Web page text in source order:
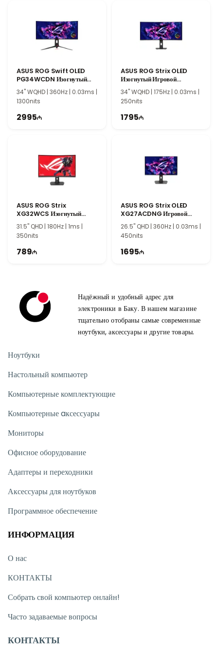
развлечений. Большой 27-дюймовый экран создает удобное
пространство для просмотра контента и повышает комфорт
при длительном использовании.
ASUS ROG Swift OLED
PG34WCDN Изогнутый
Игровой Монитор
90LM0CU0-B01971
34" WQHD | 360Hz | 0.03ms |
1300nits
2995
ASUS ROG Strix OLED
Изогнутый Игровой
Монитор XG34WCDG
90LM0B70-B01171
34" WQHD | 175Hz | 0.03ms |
250nits
1795
ASUS ROG Strix
XG32WCS Изогнутый
Игровой Монитор
90LM0AC0-B01970
31.5" QHD | 180Hz | 1ms |
350nits
789
ASUS ROG Strix OLED
XG27ACDNG Игровой
Монитор 90LM0AN0-
B01970
26.5" QHD | 360Hz | 0.03ms |
450nits
1695
Надёжный и удобный адрес для
электроники в Баку. В нашем магазине
тщательно отобраны самые современные
ноутбуки, аксессуары и другие товары.
Ноутбуки
Настольный компьютер
Компьютерные комплектующие
Компьютерные aксессуары
Мониторы
Офисное оборудование
Адаптеры и переходники
Аксессуары для ноутбуков
Программное обеспечение
ИНФОРМАЦИЯ
О нас
КОНТАКТЫ
Собрать свой компьютер онлайн!
Часто задаваемые вопросы
КОНТАКТЫ